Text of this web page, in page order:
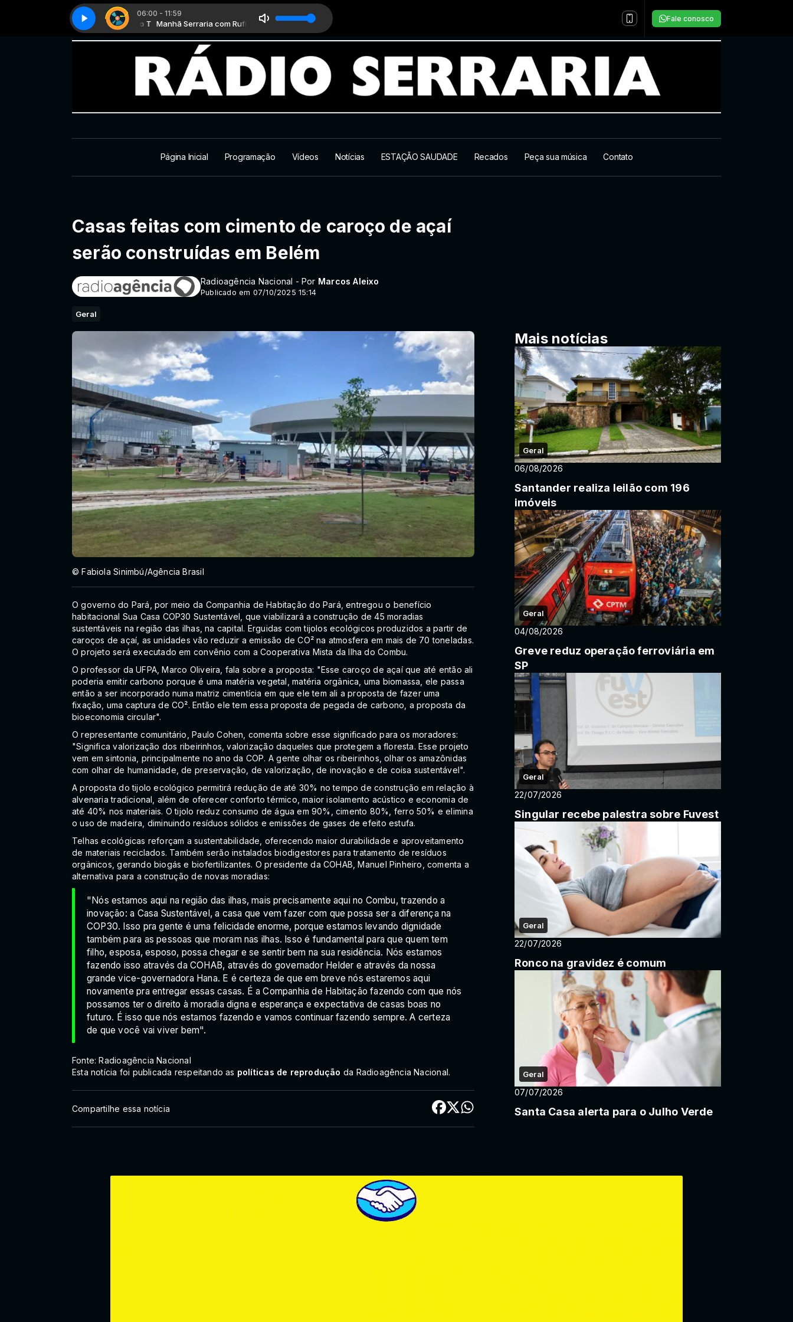
06:00 - 11:59
Manhã Serraria com Rufino T Manhã Serraria com Rufino T
Top classic - Parte 3 Top classic - Parte 3
Fale conosco
Página Inicial Programação Vídeos Notícias ESTAÇÃO SAUDADE Recados Peça sua música Contato
Casas feitas com cimento de caroço de açaí
serão construídas em Belém
Radioagência Nacional - Por Marcos Aleixo
Publicado em 07/10/2025 15:14
Geral
© Fabiola Sinimbú/Agência Brasil
O governo do Pará, por meio da Companhia de Habitação do Pará, entregou o benefício
habitacional Sua Casa COP30 Sustentável, que viabilizará a construção de 45 moradias
sustentáveis na região das ilhas, na capital. Erguidas com tijolos ecológicos produzidos a partir de
caroços de açaí, as unidades vão reduzir a emissão de CO² na atmosfera em mais de 70 toneladas.
O projeto será executado em convênio com a Cooperativa Mista da Ilha do Combu.
O professor da UFPA, Marco Oliveira, fala sobre a proposta: "Esse caroço de açaí que até então ali
poderia emitir carbono porque é uma matéria vegetal, matéria orgânica, uma biomassa, ele passa
então a ser incorporado numa matriz cimentícia em que ele tem ali a proposta de fazer uma
fixação, uma captura de CO². Então ele tem essa proposta de pegada de carbono, a proposta da
bioeconomia circular".
O representante comunitário, Paulo Cohen, comenta sobre esse significado para os moradores:
"Significa valorização dos ribeirinhos, valorização daqueles que protegem a floresta. Esse projeto
vem em sintonia, principalmente no ano da COP. A gente olhar os ribeirinhos, olhar os amazônidas
com olhar de humanidade, de preservação, de valorização, de inovação e de coisa sustentável".
A proposta do tijolo ecológico permitirá redução de até 30% no tempo de construção em relação à
alvenaria tradicional, além de oferecer conforto térmico, maior isolamento acústico e economia de
até 40% nos materiais. O tijolo reduz consumo de água em 90%, cimento 80%, ferro 50% e elimina
o uso de madeira, diminuindo resíduos sólidos e emissões de gases de efeito estufa.
Telhas ecológicas reforçam a sustentabilidade, oferecendo maior durabilidade e aproveitamento
de materiais reciclados. Também serão instalados biodigestores para tratamento de resíduos
orgânicos, gerando biogás e biofertilizantes. O presidente da COHAB, Manuel Pinheiro, comenta a
alternativa para a construção de novas moradias:
"Nós estamos aqui na região das ilhas, mais precisamente aqui no Combu, trazendo a
inovação: a Casa Sustentável, a casa que vem fazer com que possa ser a diferença na
COP30. Isso pra gente é uma felicidade enorme, porque estamos levando dignidade
também para as pessoas que moram nas ilhas. Isso é fundamental para que quem tem
filho, esposa, esposo, possa chegar e se sentir bem na sua residência. Nós estamos
fazendo isso através da COHAB, através do governador Helder e através da nossa
grande vice-governadora Hana. E é certeza de que em breve nós estaremos aqui
novamente pra entregar essas casas. É a Companhia de Habitação fazendo com que nós
possamos ter o direito à moradia digna e esperança e expectativa de casas boas no
futuro. É isso que nós estamos fazendo e vamos continuar fazendo sempre. A certeza
de que você vai viver bem".
Fonte: Radioagência Nacional
Esta notícia foi publicada respeitando as políticas de reprodução da Radioagência Nacional.
Compartilhe essa notícia
Mais notícias
Geral
06/08/2026
Santander realiza leilão com 196
imóveis
Geral
04/08/2026
Greve reduz operação ferroviária em
SP
Geral
22/07/2026
Singular recebe palestra sobre Fuvest
Geral
22/07/2026
Ronco na gravidez é comum
Geral
07/07/2026
Santa Casa alerta para o Julho Verde